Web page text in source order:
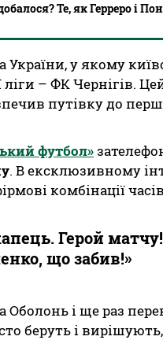
Те, як Герреро і
України, у якому
– ФК Чернігів.
путівку до
футбол»
. В ексклюзивному
комбінації
Герой
що забив!»
і ще раз
беруть і